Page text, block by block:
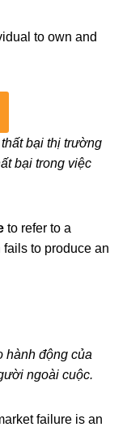
to own and
bại thị trường
bại trong việc
to refer to a
to produce an
hành động của
ngoài cuộc.
failure is an